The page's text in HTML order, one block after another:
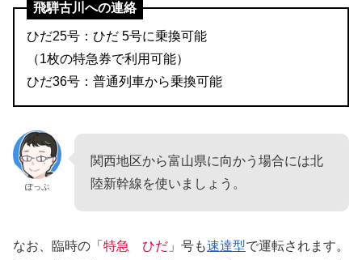
飛騨古川への連絡
ひだ25号：ひだ 5号に乗換可能
（1枚の特急券で利用可能）
ひだ36号：普通列車から乗換可能
ぽっぷ
関西地区から富山県に向かう場合には北
陸新幹線を使いましょう。
なお、臨時の「 特急 ひだ 」号も速達型で運転されます。